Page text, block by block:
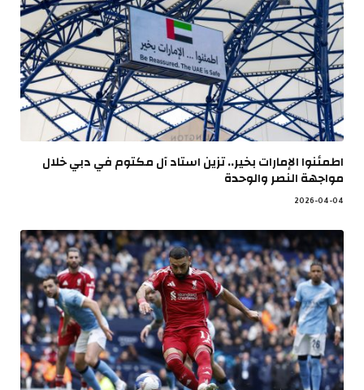
اطمئنوا الإمارات بخير.. تزين استاد آل مكتوم في دبي خلال
مواجهة النصر والوحدة
2026-04-04